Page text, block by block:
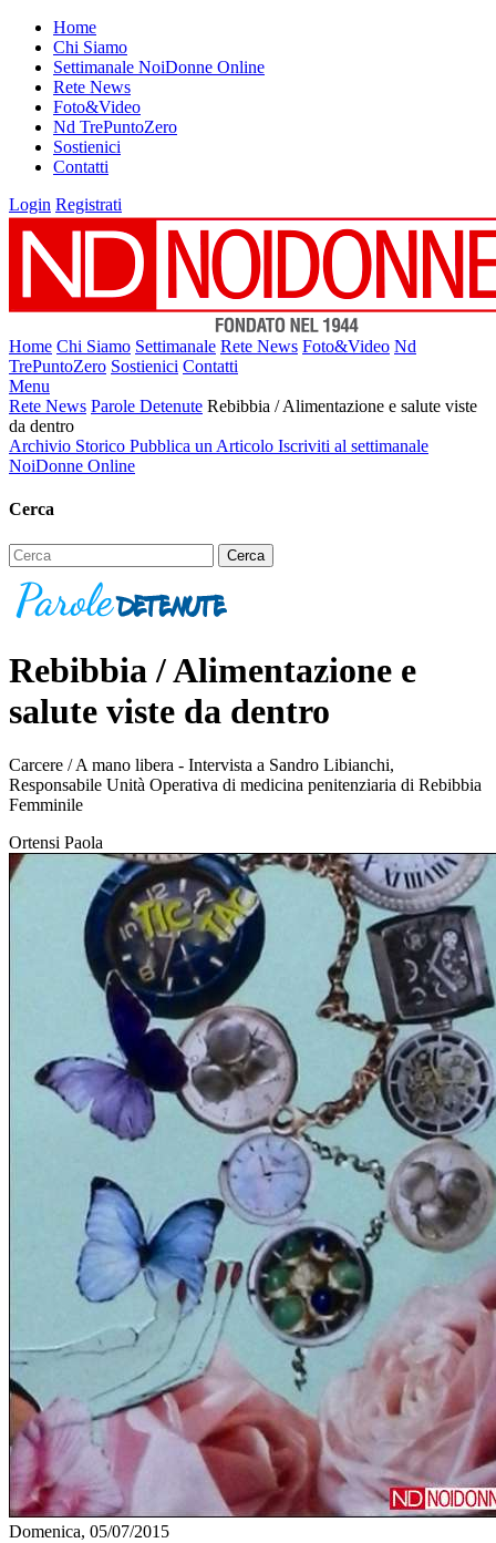
Home
Chi Siamo
Settimanale NoiDonne Online
Rete News
Foto&Video
Nd TrePuntoZero
Sostienici
Contatti
Login Registrati
Home Chi Siamo Settimanale Rete News Foto&Video Nd
TrePuntoZero Sostienici Contatti
Menu
Rete News Parole Detenute Rebibbia / Alimentazione e salute viste
da dentro
Archivio Storico Pubblica un Articolo Iscriviti al settimanale
NoiDonne Online
Cerca
Rebibbia / Alimentazione e
salute viste da dentro
Carcere / A mano libera - Intervista a Sandro Libianchi,
Responsabile Unità Operativa di medicina penitenziaria di Rebibbia
Femminile
Ortensi Paola
Domenica, 05/07/2015